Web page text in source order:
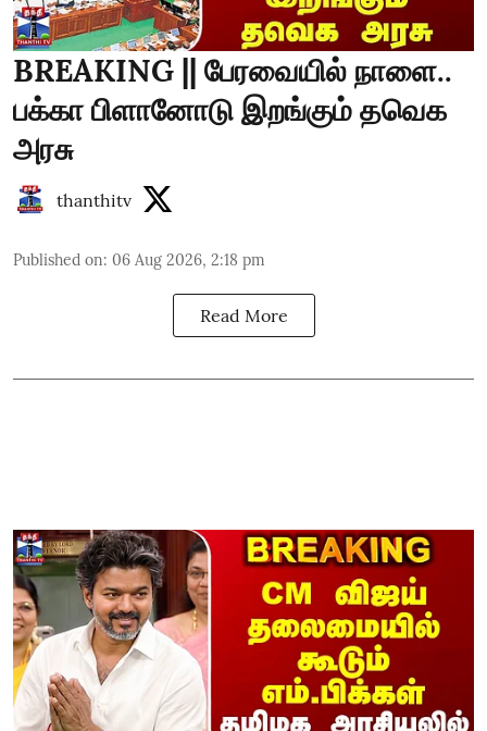
BREAKING || பேரவையில் நாளை..
பக்கா பிளானோடு இறங்கும் தவெக
அரசு
thanthitv
Published on: 06 Aug 2026, 2:18 pm
Read More